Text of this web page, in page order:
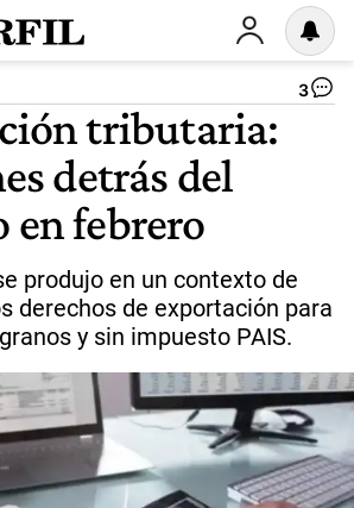
3
tributaria:
detrás del
en febrero
produjo en un contexto de
derechos de exportación para
y sin impuesto PAIS.